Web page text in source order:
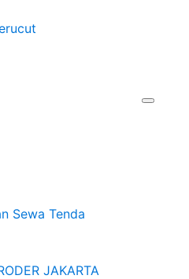
Sewa Tenda
JAKARTA